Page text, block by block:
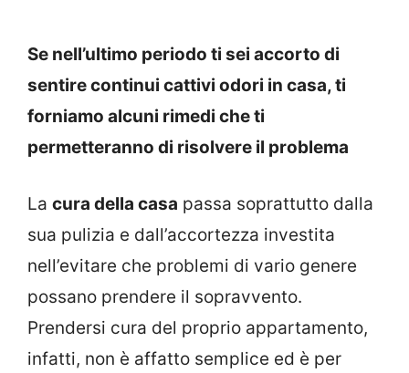
Se nell’ultimo periodo ti sei accorto di
sentire continui cattivi odori in casa, ti
forniamo alcuni rimedi che ti
permetteranno di risolvere il problema
La cura della casa passa soprattutto dalla
sua pulizia e dall’accortezza investita
nell’evitare che problemi di vario genere
possano prendere il sopravvento.
Prendersi cura del proprio appartamento,
infatti, non è affatto semplice ed è per